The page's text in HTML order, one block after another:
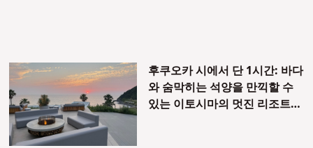
후쿠오카 시에서 단 1시간: 바다
와 숨막히는 석양을 만끽할 수
있는 이토시마의 멋진 리조트